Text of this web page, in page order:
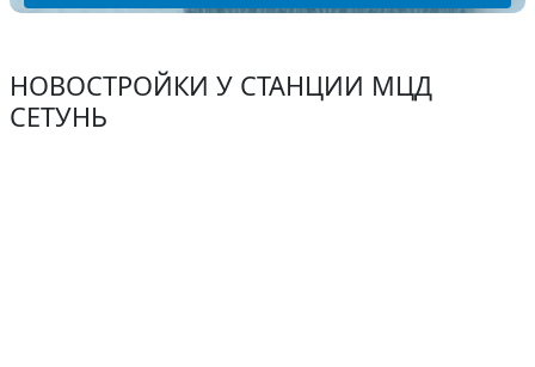
НОВОСТРОЙКИ У СТАНЦИИ МЦД
СЕТУНЬ